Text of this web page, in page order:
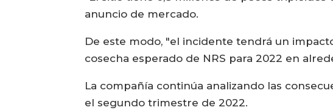
anuncio de mercado.
De este modo, "el incidente tendrá un
cosecha esperado de NRS para 2022 en
La compañía continúa analizando las
el segundo trimestre de 2022.